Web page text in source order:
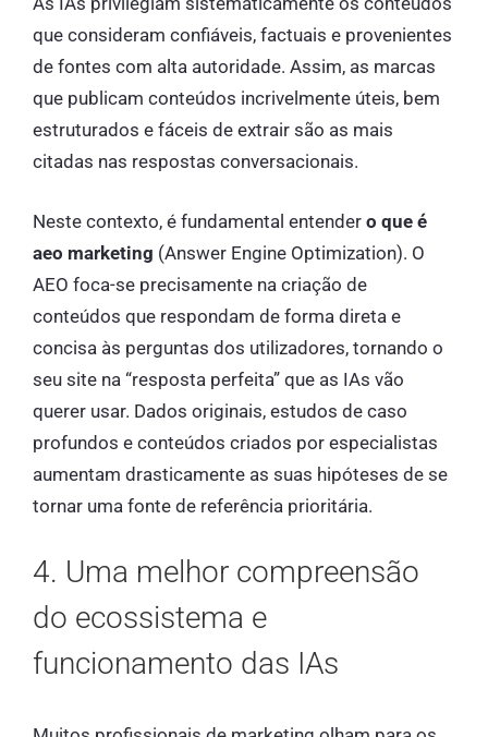
que consideram confiáveis, factuais e provenientes
de fontes com alta autoridade. Assim, as marcas
que publicam conteúdos incrivelmente úteis, bem
estruturados e fáceis de extrair são as mais
citadas nas respostas conversacionais.
Neste contexto, é fundamental entender o que é
aeo marketing (Answer Engine Optimization). O
AEO foca-se precisamente na criação de
conteúdos que respondam de forma direta e
concisa às perguntas dos utilizadores, tornando o
seu site na “resposta perfeita” que as IAs vão
querer usar. Dados originais, estudos de caso
profundos e conteúdos criados por especialistas
aumentam drasticamente as suas hipóteses de se
tornar uma fonte de referência prioritária.
4. Uma melhor compreensão
do ecossistema e
funcionamento das IAs